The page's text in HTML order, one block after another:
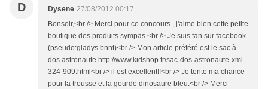
D Dysene 27/08/2012 00:17
Bonsoir,<br /> Merci pour ce concours , j'aime bien cette petite
boutique des produits sympas.<br /> Je suis fan sur facebook
(pseudo:gladys bnnt)<br /> Mon article préféré est le sac à
dos astronaute http://www.kidshop.fr/sac-dos-astronaute-xml-
324-909.html<br /> il est excellent!!<br /> Je tente ma chance
pour la trousse et la gourde dinosaure bleu.<br /> Merci